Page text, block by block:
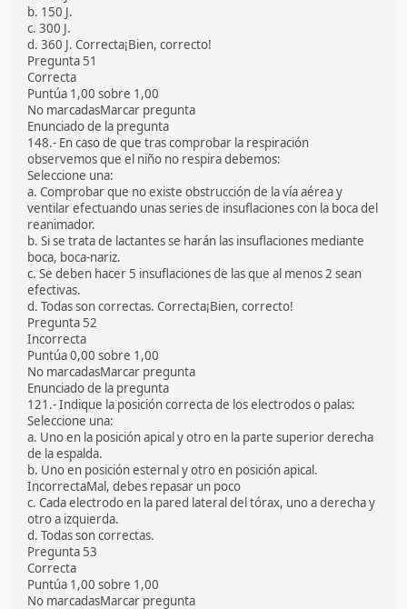
b. 150 J.
c. 300 J.
d. 360 J. Correcta¡Bien, correcto!
Pregunta 51
Correcta
Puntúa 1,00 sobre 1,00
No marcadasMarcar pregunta
Enunciado de la pregunta
148.- En caso de que tras comprobar la respiración
observemos que el niño no respira debemos:
Seleccione una:
a. Comprobar que no existe obstrucción de la vía aérea y
ventilar efectuando unas series de insuflaciones con la boca del
reanimador.
b. Si se trata de lactantes se harán las insuflaciones mediante
boca, boca-nariz.
c. Se deben hacer 5 insuflaciones de las que al menos 2 sean
efectivas.
d. Todas son correctas. Correcta¡Bien, correcto!
Pregunta 52
Incorrecta
Puntúa 0,00 sobre 1,00
No marcadasMarcar pregunta
Enunciado de la pregunta
121.- Indique la posición correcta de los electrodos o palas:
Seleccione una:
a. Uno en la posición apical y otro en la parte superior derecha
de la espalda.
b. Uno en posición esternal y otro en posición apical.
IncorrectaMal, debes repasar un poco
c. Cada electrodo en la pared lateral del tórax, uno a derecha y
otro a izquierda.
d. Todas son correctas.
Pregunta 53
Correcta
Puntúa 1,00 sobre 1,00
No marcadasMarcar pregunta